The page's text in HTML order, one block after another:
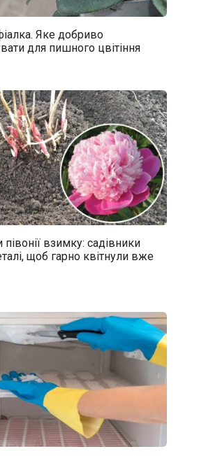
Яке добриво
для пишного цвітіння
взимку: садівники
щоб гарно квітнули вже